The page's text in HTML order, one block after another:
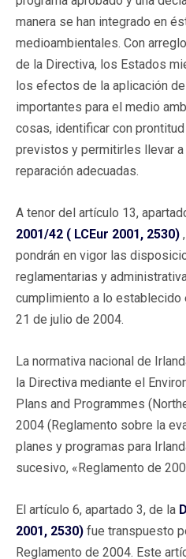
manera se han integrado en
medioambientales. Con
de la Directiva, los Estados
los efectos de la aplicación
importantes para el medio
cosas, identificar con
previstos y permitirles llevar
reparación adecuadas.
A tenor del artículo 13,
2001/42 ( LCEur 2001, 2530)
pondrán en vigor las
reglamentarias y
cumplimiento a lo
21 de julio de 2004.
La normativa nacional de
la Directiva mediante el
Plans and Programmes
2004 (Reglamento sobre la
planes y programas para
sucesivo, «Reglamento de
El artículo 6, apartado 3, de la
2001, 2530) fue transpuesto
Reglamento de 2004. Este